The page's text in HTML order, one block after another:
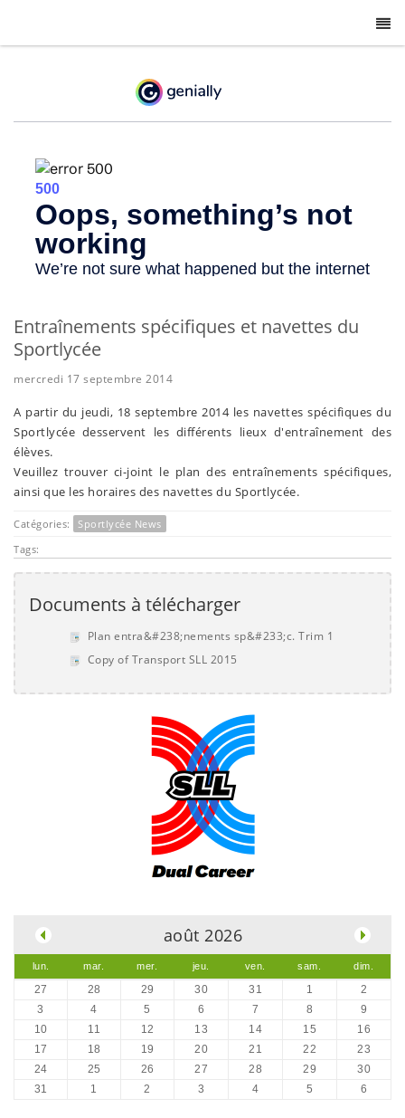
Entraînements spécifiques et navettes du
Sportlycée
mercredi 17 septembre 2014
A partir du jeudi, 18 septembre 2014 les navettes spécifiques du
Sportlycée desservent les différents lieux d'entraînement des
élèves.
Veuillez trouver ci-joint le plan des entraînements spécifiques,
ainsi que les horaires des navettes du Sportlycée.
Catégories:
Sportlycée News
Tags:
Documents à télécharger
Plan entra&#238;nements sp&#233;c. Trim 1
Copy of Transport SLL 2015
août 2026
lun. mar. mer. jeu. ven. sam. dim.
27 28 29 30 31 1
2
3
4 5 6 7 8
9
10
11 12 13 14 15
16
17
18 19 20 21 22
23
24
25 26 27 28 29
30
31
1 2 3 4 5 6